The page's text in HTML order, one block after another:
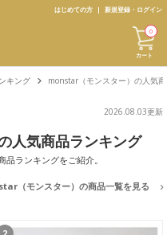
はじめての方 新規登録・ログイン
カート
0
キング monstar（モンスター）の人気
2026.08.03更新
人気商品ランキング
ランキングをご紹介。
（モンスター）の商品一覧を見る
2